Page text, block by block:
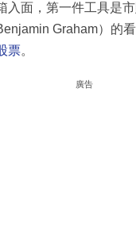
入面，第一件工具是
Graham）的
票。
廣告